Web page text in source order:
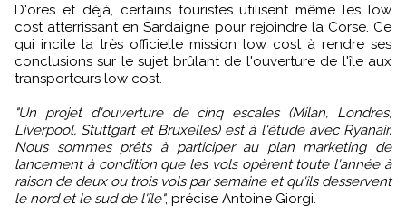
D'ores et déjà, certains touristes utilisent même les low
cost atterrissant en Sardaigne pour rejoindre la Corse. Ce
qui incite la très officielle mission low cost à rendre ses
conclusions sur le sujet brûlant de l'ouverture de l'île aux
transporteurs low cost.
"Un projet d'ouverture de cinq escales (Milan, Londres,
Liverpool, Stuttgart et Bruxelles) est à l'étude avec Ryanair.
Nous sommes prêts à participer au plan marketing de
lancement à condition que les vols opèrent toute l'année à
raison de deux ou trois vols par semaine et qu'ils desservent
le nord et le sud de l'île", précise Antoine Giorgi.